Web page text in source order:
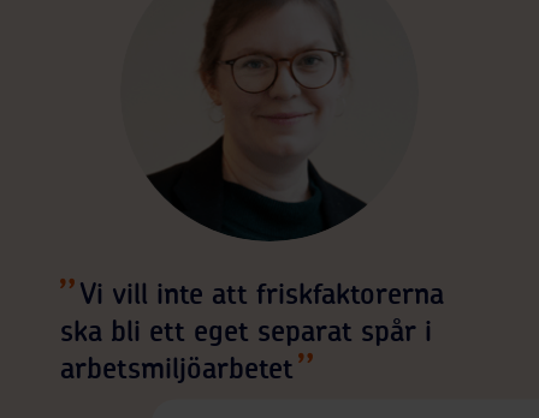
Vi vill inte att friskfaktorerna
ska bli ett eget separat spår i
arbetsmiljöarbetet